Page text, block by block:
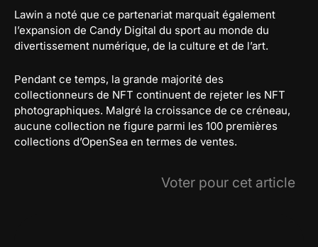
Lawin a noté que ce partenariat marquait également
l’expansion de Candy Digital du sport au monde du
divertissement numérique, de la culture et de l’art.
Pendant ce temps, la grande majorité des
collectionneurs de NFT continuent de rejeter les NFT
photographiques. Malgré la croissance de ce créneau,
aucune collection ne figure parmi les 100 premières
collections d’OpenSea en termes de ventes.
Voter pour cet article